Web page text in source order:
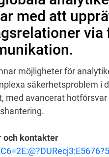
med att
via
möjligheter för
säkerhetsproblem i
med avancerat
och kontakter